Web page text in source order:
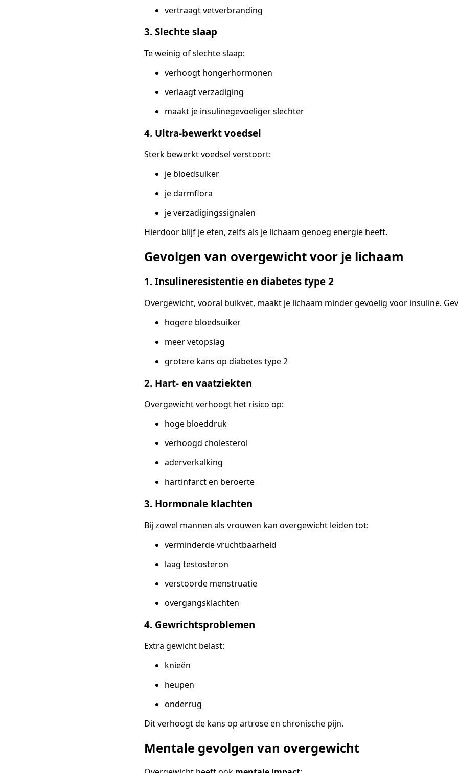
vertraagt vetverbranding
3. Slechte slaap
Te weinig of slechte slaap:
verhoogt hongerhormonen
verlaagt verzadiging
maakt je insulinegevoeliger slechter
4. Ultra-bewerkt voedsel
Sterk bewerkt voedsel verstoort:
je bloedsuiker
je darmflora
je verzadigingssignalen
Hierdoor blijf je eten, zelfs als je lichaam genoeg energie heeft.
Gevolgen van overgewicht voor je lichaam
1. Insulineresistentie en diabetes type 2
Overgewicht, vooral buikvet, maakt je lichaam minder gevoelig voor insuline.
hogere bloedsuiker
meer vetopslag
grotere kans op diabetes type 2
2. Hart- en vaatziekten
Overgewicht verhoogt het risico op:
hoge bloeddruk
verhoogd cholesterol
aderverkalking
hartinfarct en beroerte
3. Hormonale klachten
Bij zowel mannen als vrouwen kan overgewicht leiden tot:
verminderde vruchtbaarheid
laag testosteron
verstoorde menstruatie
overgangsklachten
4. Gewrichtsproblemen
Extra gewicht belast:
knieën
heupen
onderrug
Dit verhoogt de kans op artrose en chronische pijn.
Mentale gevolgen van overgewicht